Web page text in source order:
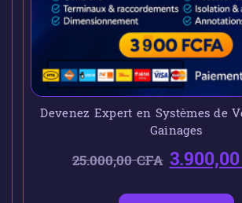
Devenez Expert en Systèmes de
Gainages
25.000,00CFA